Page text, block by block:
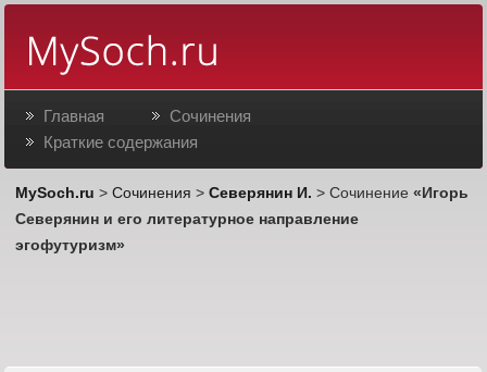
Главная
Сочинения
Краткие содержания
MySoch.ru >Сочинения >Северянин И. > Сочинение«Игорь
Северянин и его литературное направление
эгофутуризм»